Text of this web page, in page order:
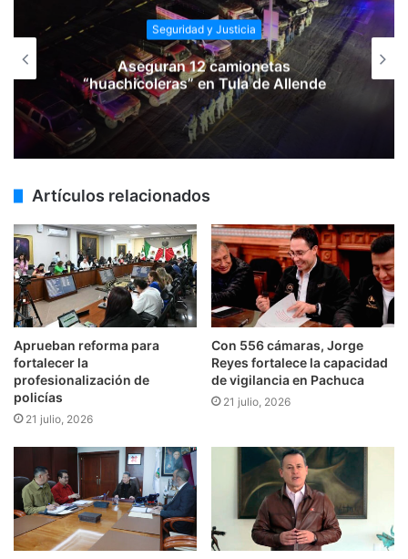
Seguridad y Justicia
Aseguran 12 camionetas
“huachicoleras” en Tula de Allende
Artículos relacionados
Aprueban reforma para
fortalecer la
profesionalización de
policías
21 julio, 2026
Con 556 cámaras, Jorge
Reyes fortalece la capacidad
de vigilancia en Pachuca
21 julio, 2026